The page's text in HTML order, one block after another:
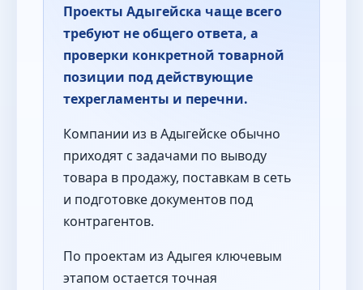
Проекты Адыгейска чаще всего
требуют не общего ответа, а
проверки конкретной товарной
позиции под действующие
техрегламенты и перечни.
Компании из в Адыгейске обычно
приходят с задачами по выводу
товара в продажу, поставкам в сеть
и подготовке документов под
контрагентов.
По проектам из Адыгея ключевым
этапом остается точная